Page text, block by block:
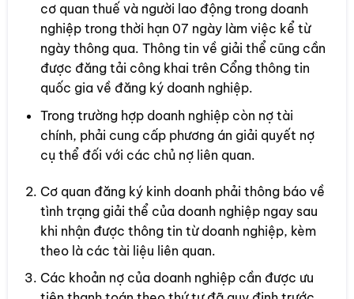
cơ quan thuế và người lao động trong doanh
nghiệp trong thời hạn 07 ngày làm việc kể từ
ngày thông qua. Thông tin về giải thể cũng cần
được đăng tải công khai trên Cổng thông tin
quốc gia về đăng ký doanh nghiệp.
Trong trường hợp doanh nghiệp còn nợ tài
chính, phải cung cấp phương án giải quyết nợ
cụ thể đối với các chủ nợ liên quan.
Cơ quan đăng ký kinh doanh phải thông báo về
tình trạng giải thể của doanh nghiệp ngay sau
khi nhận được thông tin từ doanh nghiệp, kèm
theo là các tài liệu liên quan.
Các khoản nợ của doanh nghiệp cần được ưu